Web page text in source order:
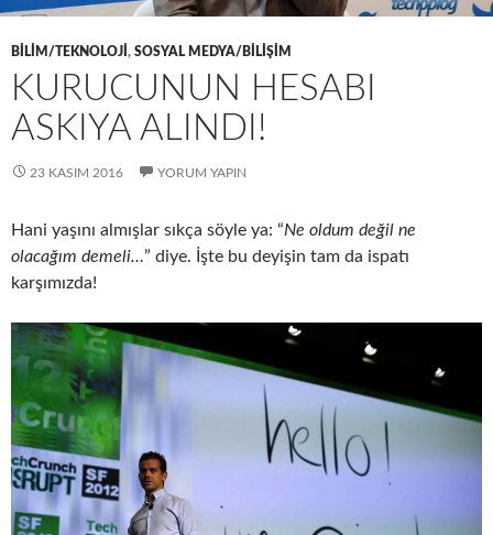
BILIM/TEKNOLOJI , SOSYAL MEDYA/BILIŞIM
KURUCUNUN HESABI
ASKIYA ALINDI!
23 KASIM 2016 YORUM YAPIN
Hani yaşını almışlar sıkça söyle ya: “Ne oldum değil ne
olacağım demeli…” diye. İşte bu deyişin tam da ispatı
karşımızda!